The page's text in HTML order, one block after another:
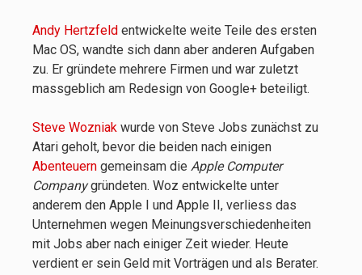
Andy Hertzfeld entwickelte weite Teile des ersten
Mac OS, wandte sich dann aber anderen Aufgaben
zu. Er gründete mehrere Firmen und war zuletzt
massgeblich am Redesign von Google+ beteiligt.
Steve Wozniak wurde von Steve Jobs zunächst zu
Atari geholt, bevor die beiden nach einigen
Abenteuern gemeinsam die Apple Computer
Companygründeten. Woz entwickelte unter
anderem den Apple I und Apple II, verliess das
Unternehmen wegen Meinungsverschiedenheiten
mit Jobs aber nach einiger Zeit wieder. Heute
verdient er sein Geld mit Vorträgen und als Berater.